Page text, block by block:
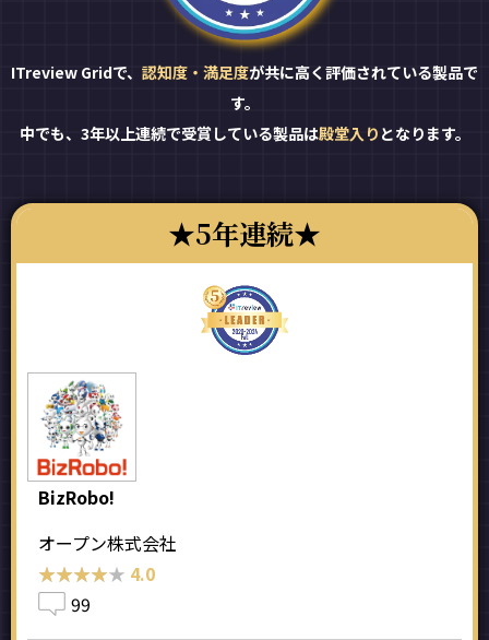
ITreview Gridで、 認知度・満足度が共に高く評価されている製品で
す。
中でも、3年以上連続で受賞している製品は殿堂入り となります。
5年連続
BizRobo!
オープン株式会社
★★★★★
★★★★★ 4.0
99